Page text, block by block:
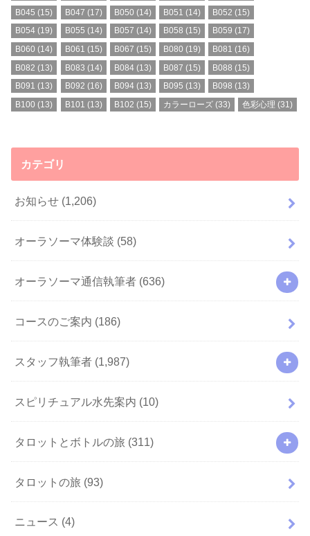
B045 (15) B047 (17) B050 (14) B051 (14) B052 (15)
B054 (19) B055 (14) B057 (14) B058 (15) B059 (17)
B060 (14) B061 (15) B067 (15) B080 (19) B081 (16)
B082 (13) B083 (14) B084(13) B087 (15) B088 (15)
B091 (13) B092 (16) B094(13) B095 (13) B098 (13)
B100 (13) B101 (13) B102 (15) カラーローズ (33) 色彩心理 (31)
カテゴリ
お知らせ (1,206)
オーラソーマ体験談 (58)
オーラソーマ通信執筆者 (636)
コースのご案内 (186)
スタッフ執筆者 (1,987)
スピリチュアル水先案内 (10)
タロットとボトルの旅 (311)
タロットの旅 (93)
ニュース (4)